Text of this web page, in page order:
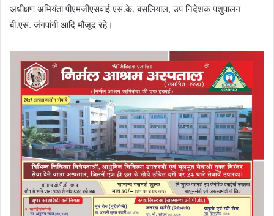
अधीक्षण अभियंता पीएमजीएसवाई एस.के. बसलियाल, उप निदेशक पशुपालन
बी.एस. जंगपांगी आदि मौजूद रहे।